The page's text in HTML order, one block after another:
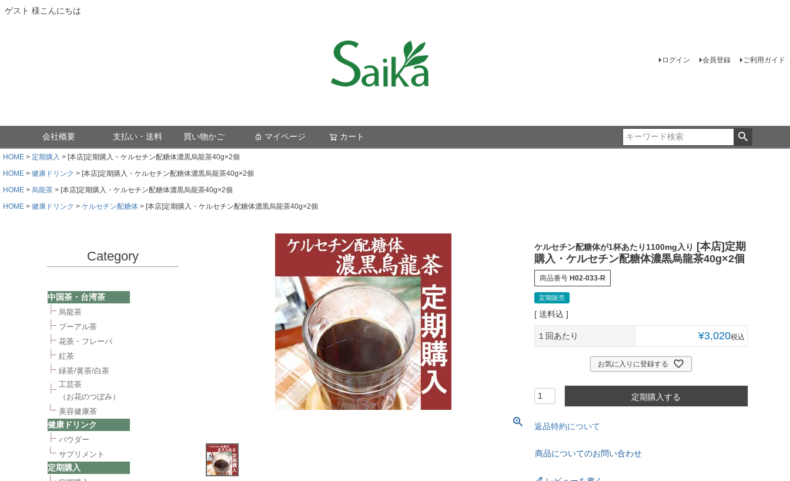
ログイン 会員登録 ご利用ガイド
ゲスト 様こんにちは
会社概要 支払い・送料 買い物かご マイページ カート
HOME 定期購入
[本店]定期購入・ケルセチン配糖体濃黒烏龍茶40g×2個
HOME
健康ドリンク
[本店]定期購入・ケルセチン配糖体濃黒烏龍茶40g×2個
HOME
烏龍茶
[本店]定期購入・ケルセチン配糖体濃黒烏龍茶40g×2個
HOME
健康ドリンク ケルセチン配糖体 [本店]定期購入・ケルセチン配糖体濃黒烏龍茶40g×2個
Category
中国茶・台湾茶
烏龍茶
プーアル茶
花茶・フレーバ
紅茶
緑茶/黄茶/白茶
工芸茶
（お花のつぼみ）
美容健康茶
健康ドリンク
パウダー
サプリメント
定期購入
ケルセチン配糖体が1杯あたり1100mg入り
[本店]定期
購入・ケルセチン配糖体濃黒烏龍茶40g×2個
商品番号 H02-033-R
定期販売
送料込
１回あたり ¥3,020税込
お気に入りに登録する
定期購入する
返品特約について
商品についてのお問い合わせ